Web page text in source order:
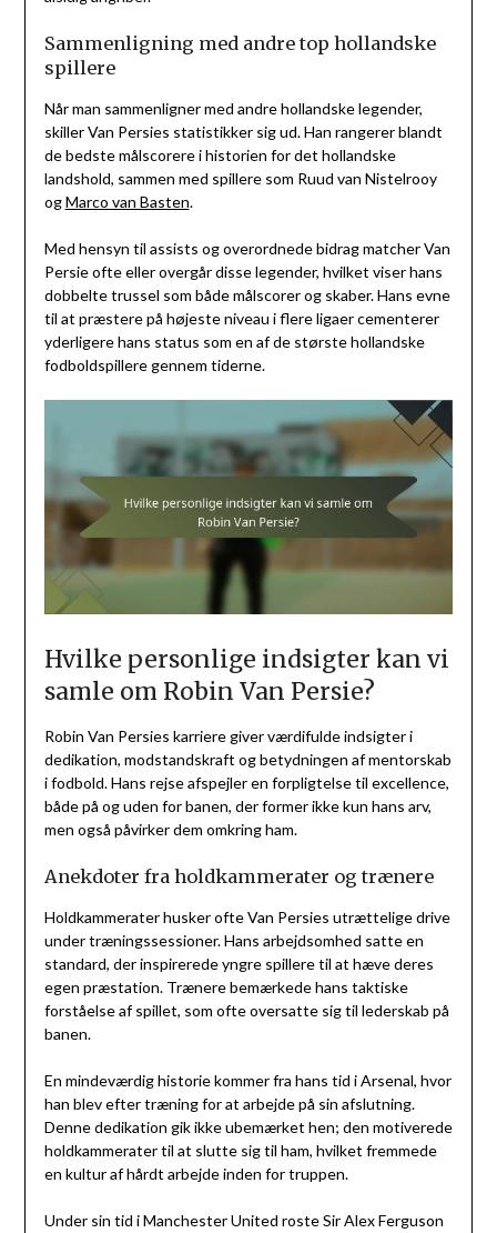
Sammenligning med andre top hollandske
spillere
Når man sammenligner med andre hollandske legender,
skiller Van Persies statistikker sig ud. Han rangerer blandt
de bedste målscorere i historien for det hollandske
landshold, sammen med spillere som Ruud van Nistelrooy
ogMarco van Basten.
Med hensyn til assists og overordnede bidrag matcher Van
Persie ofte eller overgår disse legender, hvilket viser hans
dobbelte trussel som både målscorer og skaber. Hans evne
til at præstere på højeste niveau i flere ligaer cementerer
yderligere hans status som en af de største hollandske
fodboldspillere gennem tiderne.
Hvilke personlige indsigter kan vi
samle om Robin Van Persie?
Robin Van Persies karriere giver værdifulde indsigter i
dedikation, modstandskraft og betydningen af mentorskab
i fodbold. Hans rejse afspejler en forpligtelse til excellence,
både på og uden for banen, der former ikke kun hans arv,
men også påvirker dem omkring ham.
Anekdoter fra holdkammerater og trænere
Holdkammerater husker ofte Van Persies utrættelige drive
under træningssessioner. Hans arbejdsomhed satte en
standard, der inspirerede yngre spillere til at hæve deres
egen præstation. Trænere bemærkede hans taktiske
forståelse af spillet, som ofte oversatte sig til lederskab på
banen.
En mindeværdig historie kommer fra hans tid i Arsenal, hvor
han blev efter træning for at arbejde på sin afslutning.
Denne dedikation gik ikke ubemærket hen; den motiverede
holdkammerater til at slutte sig til ham, hvilket fremmede
en kultur af hårdt arbejde inden for truppen.
Under sin tid i Manchester United roste Sir Alex Ferguson